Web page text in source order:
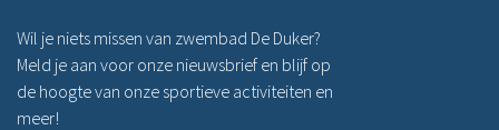
Wil je niets missen van zwembad De Duker?
Meld je aan voor onze nieuwsbrief en blijf op
de hoogte van onze sportieve activiteiten en
meer!